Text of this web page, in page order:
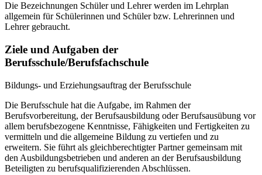
Die Bezeichnungen Schüler und Lehrer werden im Lehrplan
allgemein für Schülerinnen und Schüler bzw. Lehrerinnen und
Lehrer gebraucht.
Ziele und Aufgaben der
Berufsschule/Berufsfachschule
Bildungs- und Erziehungsauftrag der Berufsschule
Die Berufsschule hat die Aufgabe, im Rahmen der
Berufsvorbereitung, der Berufsausbildung oder Berufsausübung vor
allem berufsbezogene Kenntnisse, Fähigkeiten und Fertigkeiten zu
vermitteln und die allgemeine Bildung zu vertiefen und zu
erweitern. Sie führt als gleichberechtigter Partner gemeinsam mit
den Ausbildungsbetrieben und anderen an der Berufsausbildung
Beteiligten zu berufsqualifizierenden Abschlüssen.